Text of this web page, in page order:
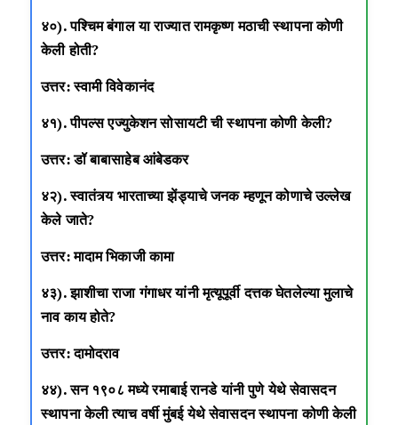
४०). पश्चिम बंगाल या राज्यात रामकृष्ण मठाची स्थापना कोणी
केली होती?
उत्तर: स्वामी विवेकानंद
४१). पीपल्स एज्युकेशन सोसायटी ची स्थापना कोणी केली?
उत्तर: डॉ बाबासाहेब आंबेडकर
४२). स्वातंत्र्य भारताच्या झेंड्याचे जनक म्हणून कोणाचे उल्लेख
केले जाते?
उत्तर: मादाम भिकाजी कामा
४३). झाशीचा राजा गंगाधर यांनी मृत्यूपूर्वी दत्तक घेतलेल्या मुलाचे
नाव काय होते?
उत्तर: दामोदराव
४४). सन १९०८ मध्ये रमाबाई रानडे यांनी पुणे येथे सेवासदन
स्थापना केली त्याच वर्षी मुंबई येथे सेवासदन स्थापना कोणी केली